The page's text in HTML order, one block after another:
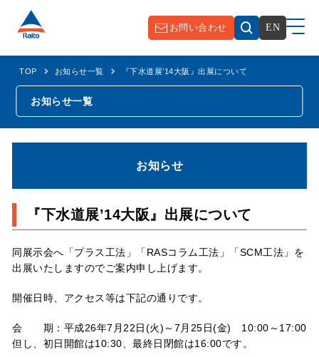
お問い合わせ EN
TOP お知らせ一覧 『下水道展’14大阪』出展について
お知らせ一覧
お知らせ
『下水道展’14大阪』出展について
同展示会へ「プラス工法」「RASコラム工法」「SCM工法」を
出展いたしますのでご案内申し上げます。
開催日時、アクセス等は下記の通りです。
会 期：平成26年7月22日(火)～7月25日(金) 10:00～17:00
但し、初日開館は10:30、最終日閉館は16:00です。